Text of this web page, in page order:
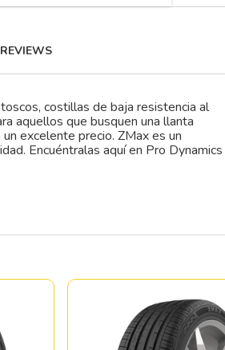
REVIEWS
costillas de baja resistencia al
aquellos que busquen una llanta
excelente precio. ZMax es un
Encuéntralas aquí en Pro Dynamics